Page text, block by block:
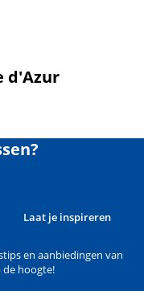
d'Azur
Laat je inspireren
en aanbiedingen van
de hoogte!